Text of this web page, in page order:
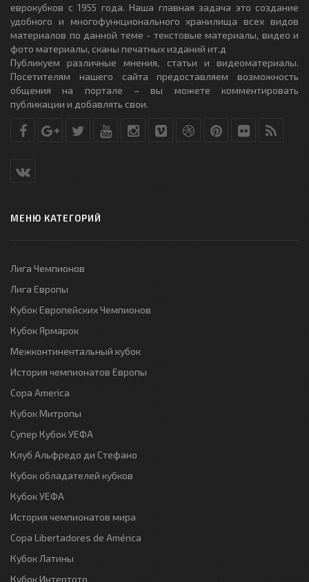
еврокубков с 1955 года. Наша главная задача это создание
удобного и многофункционального хранилища всех видов
материалов по данной теме - текстовые материалы, видео и
фото материалы, сканы печатных изданий ит.д
Публикуем различные мнения, статьи и видеоматериалы.
Посетителям нашего сайта предоставляем возможность
общения на портале – вы можете комментировать
публикации и добавлять свои.
МЕНЮ КАТЕГОРИЙ
Лига Чемпионов
Лига Европы
Кубок Европейских Чемпионов
Кубок Ярмарок
Межконтинентальный кубок
История чемпионатов Европы
Copa America
Кубок Митропы
Супер Кубок УЕФА
Клуб Альфредо ди Стефано
Кубок обладателей кубков
Кубок УЕФА
История чемпионатов мира
Copa Libertadores de América
Кубок Латины
Кубок Интертото